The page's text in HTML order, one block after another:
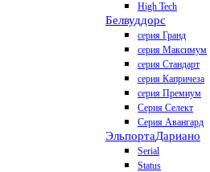
High Tech
Белвуддорс
серия Гранд
серия Максимум
серия Стандарт
серия Капричеза
серия Премиум
Серия Селект
Серия Авангард
ЭльпортаДариано
Serial
Status